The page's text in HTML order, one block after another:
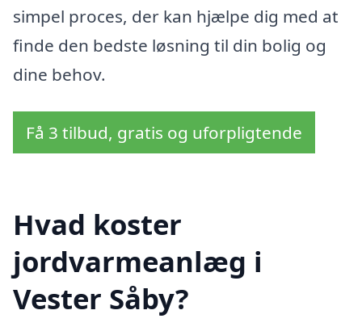
simpel proces, der kan hjælpe dig med at
finde den bedste løsning til din bolig og
dine behov.
Få 3 tilbud, gratis og uforpligtende
Hvad koster
jordvarmeanlæg i
Vester Såby?